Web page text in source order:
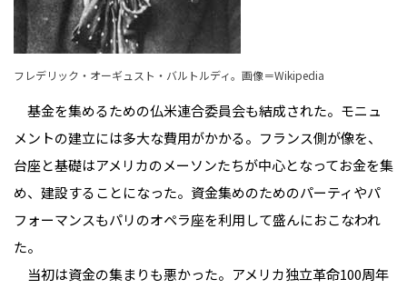
フレデリック・オーギュスト・バルトルディ。 画像＝Wikipedia
基金を集めるための仏米連合委員会も結成された。モニュ
メントの建立には多大な費用がかかる。フランス側が像を、
台座と基礎はアメリカのメーソンたちが中心となってお金を集
め、建設することになった。資金集めのためのパーティやパ
フォーマンスもパリのオペラ座を利用して盛んにおこなわれ
た。
当初は資金の集まりも悪かった。アメリカ独立革命100周年